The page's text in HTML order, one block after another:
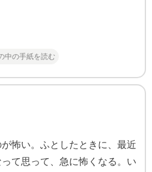
中の手紙を読む
怖い。ふとしたときに、最近
て思って、急に怖くなる。い